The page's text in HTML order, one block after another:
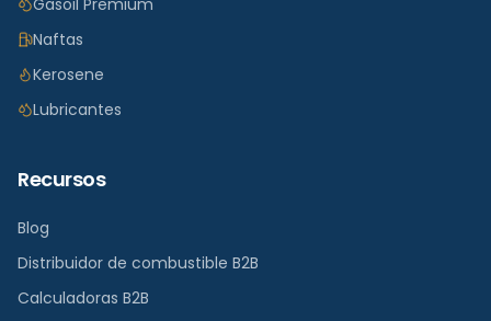
Gasoil Premium
Naftas
Kerosene
Lubricantes
Recursos
Blog
Distribuidor de combustible B2B
Calculadoras B2B